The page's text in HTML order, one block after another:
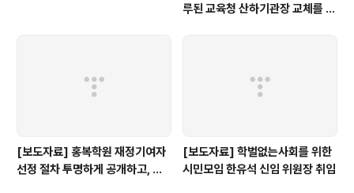
루된 교육청 산하기관장 교체를 촉
[보도자료] 홍복학원 재정기여자
선정 절차 투명하게 공개하고, 철
[보도자료] 학벌없는사회를 위한
시민모임 한유석 신임 위원장 취임